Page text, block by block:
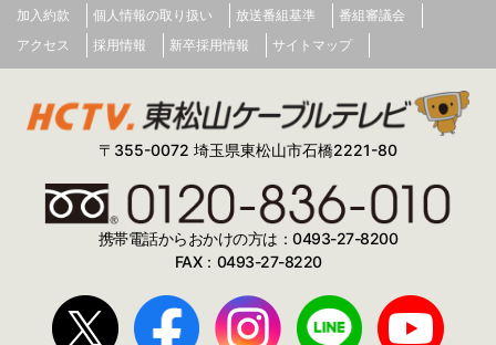
加入約款
個人情報の取り扱い 放送番組基準
番組審議会
アクセス
採用情報 新卒採用情報 サイトマップ
〒355-0072 埼玉県東松山市石橋2221-80
携帯電話からおかけの方は：0493-27-8200
FAX：0493-27-8220